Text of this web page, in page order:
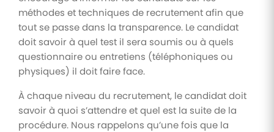
méthodes et techniques de recrutement afin que
tout se passe dans la transparence. Le candidat
doit savoir à quel test il sera soumis ou à quels
questionnaire ou entretiens (téléphoniques ou
physiques) il doit faire face.
À chaque niveau du recrutement, le candidat doit
savoir à quoi s’attendre et quel est la suite de la
procédure. Nous rappelons qu’une fois que la